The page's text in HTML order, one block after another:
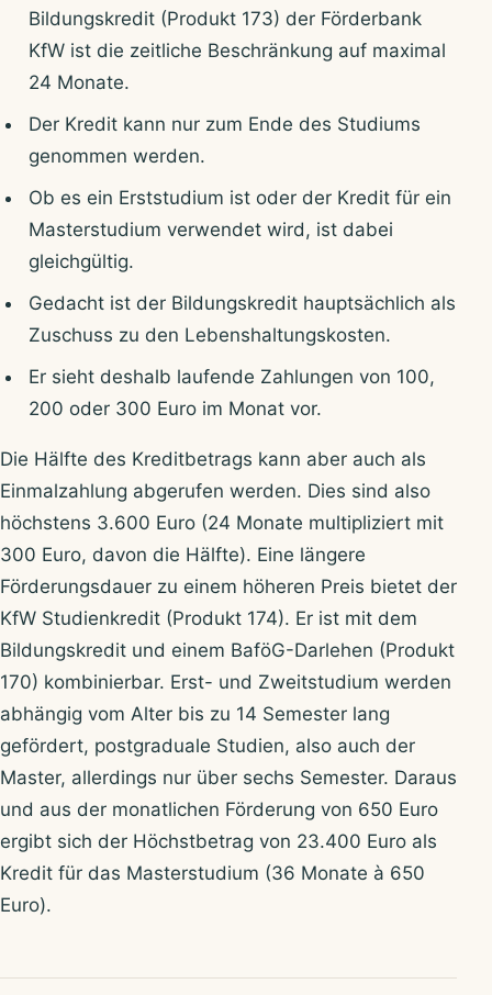
Bildungskredit (Produkt 173) der Förderbank
KfW ist die zeitliche Beschränkung auf maximal
24 Monate.
Der Kredit kann nur zum Ende des Studiums
genommen werden.
Ob es ein Erststudium ist oder der Kredit für ein
Masterstudium verwendet wird, ist dabei
gleichgültig.
Gedacht ist der Bildungskredit hauptsächlich als
Zuschuss zu den Lebenshaltungskosten.
Er sieht deshalb laufende Zahlungen von 100,
200 oder 300 Euro im Monat vor.
Die Hälfte des Kreditbetrags kann aber auch als
Einmalzahlung abgerufen werden. Dies sind also
höchstens 3.600 Euro (24 Monate multipliziert mit
300 Euro, davon die Hälfte). Eine längere
Förderungsdauer zu einem höheren Preis bietet der
KfW Studienkredit (Produkt 174). Er ist mit dem
Bildungskredit und einem BaföG-Darlehen (Produkt
170) kombinierbar. Erst- und Zweitstudium werden
abhängig vom Alter bis zu 14 Semester lang
gefördert, postgraduale Studien, also auch der
Master, allerdings nur über sechs Semester. Daraus
und aus der monatlichen Förderung von 650 Euro
ergibt sich der Höchstbetrag von 23.400 Euro als
Kredit für das Masterstudium (36 Monate à 650
Euro).